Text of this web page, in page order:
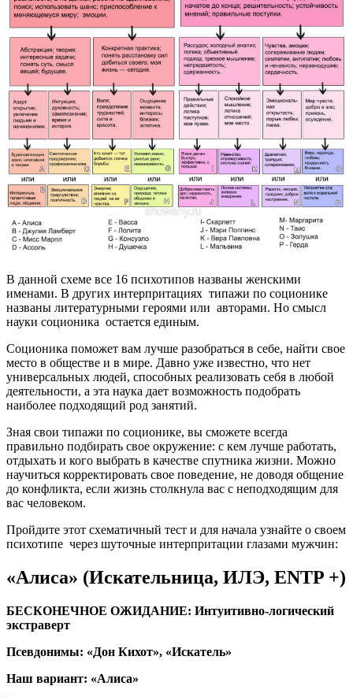
В данной схеме все 16 психотипов названы женскими
именами. В других интерпритациях типажи по соционике
названы литературными героями или авторами. Но смысл
науки соционика остается единым.
Соционика поможет вам лучше разобраться в себе, найти свое
место в обществе и в мире. Давно уже известно, что нет
универсальных людей, способных реализовать себя в любой
деятельности, а эта наука дает возможность подобрать
наиболее подходящий род занятий.
Зная свои типажи по соционике, вы сможете всегда
правильно подбирать свое окружение: с кем лучше работать,
отдыхать и кого выбрать в качестве спутника жизни. Можно
научиться корректировать свое поведение, не доводя общение
до конфликта, если жизнь столкнула вас с неподходящим для
вас человеком.
Пройдите этот схематичный тест и для начала узнайте о своем
психотипе через шуточные интерпритации глазами мужчин:
«Алиса» (Искательница, ИЛЭ, ENTP +)
БЕСКОНЕЧНОЕ ОЖИДАНИЕ: Интуитивно-логический
экстраверт
Псевдонимы: «Дон Кихот», «Искатель»
Наш вариант: «Алиса»